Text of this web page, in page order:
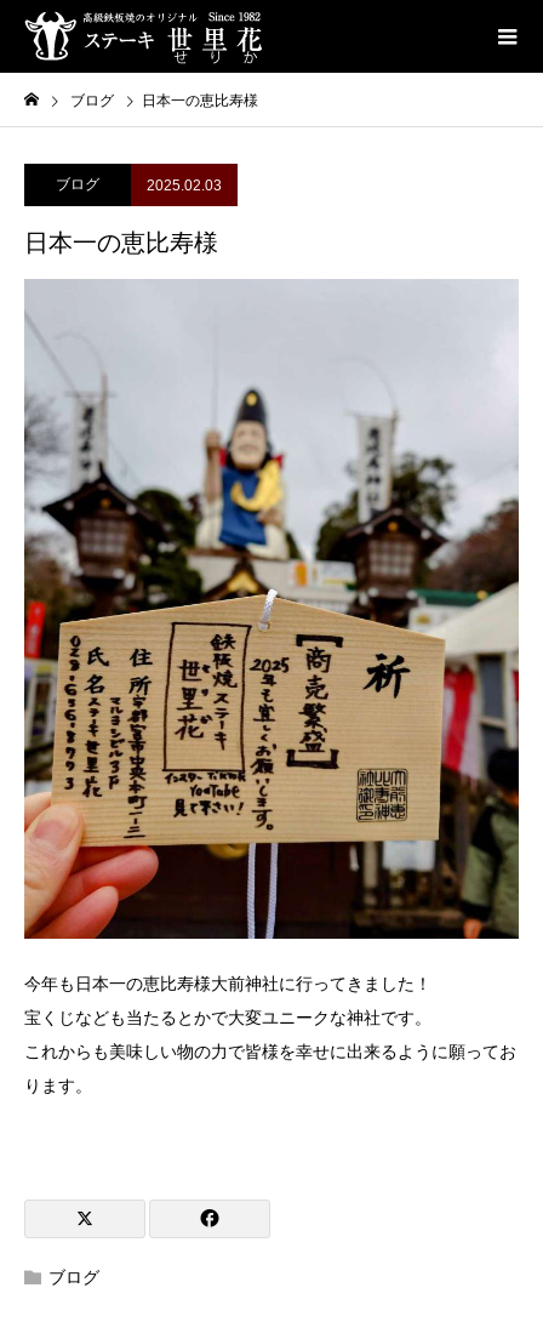
ブログ 日本一の恵比寿様
ブログ 2025.02.03
日本一の恵比寿様
今年も日本一の恵比寿様大前神社に行ってきました！
宝くじなども当たるとかで大変ユニークな神社です。
これからも美味しい物の力で皆様を幸せに出来るように願ってお
ります。
ブログ